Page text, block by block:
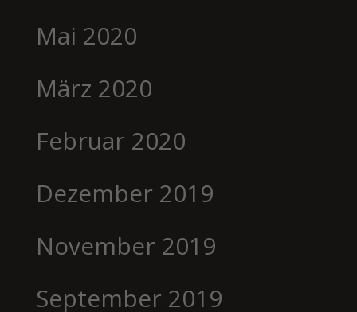
Mai 2020
März 2020
Februar 2020
Dezember 2019
November 2019
September 2019